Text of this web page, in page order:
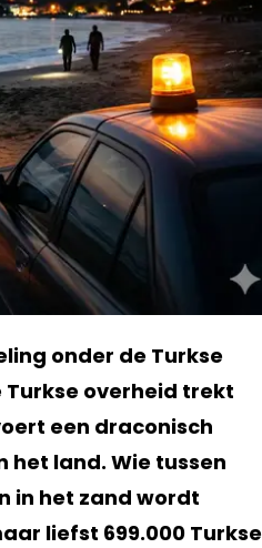
onder de Turkse
overheid trekt
een draconisch
het land. Wie tussen
in het zand wordt
liefst 699.000 Turkse